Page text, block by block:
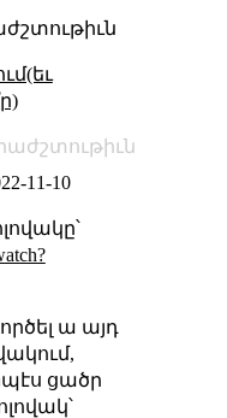
11-10
ա այդ
ցածր